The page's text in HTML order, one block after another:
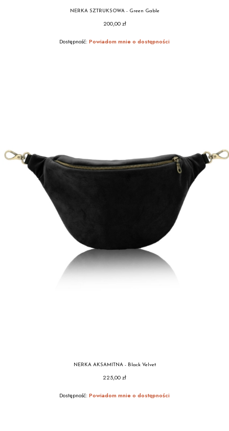
NERKA SZTRUKSOWA - Green Gable
Cena
200,00 zł
Dostępność: Powiadom mnie o dostępności
NERKA AKSAMITNA - Black Velvet
Cena
225,00 zł
Dostępność: Powiadom mnie o dostępności